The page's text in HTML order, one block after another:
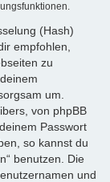
(Hash)
empfohlen,
zu
um.
von phpBB
Passwort
so kannst du
benutzen. Die
und